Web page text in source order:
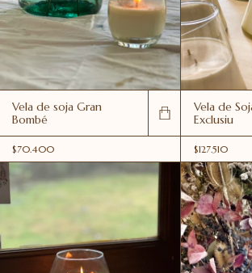
Vela de soja Gran
Bombé
$70.400
Vela de
Exclusiu
$127.510